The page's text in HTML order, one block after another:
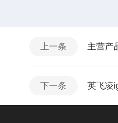
上一条 主营产
下一条 英飞凌